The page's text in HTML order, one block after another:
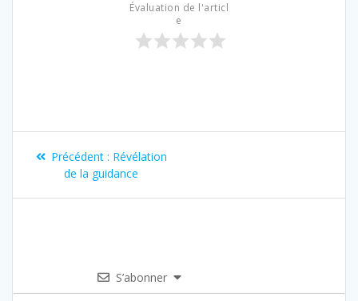
Évaluation de l'articl
e
Précédent : Révélation
de la guidance
S’abonner